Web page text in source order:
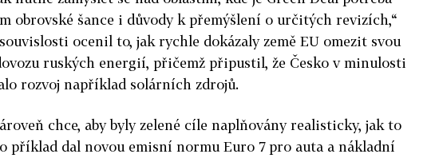
obrovské šance i důvody k přemýšlení o určitých revizích,“
ocenil to, jak rychle dokázaly země EU omezit svou
ruských energií, přičemž připustil, že Česko v minulosti
rozvoj například solárních zdrojů.
chce, aby byly zelené cíle naplňovány realisticky, jak to
příklad dal novou emisní normu Euro 7 pro auta a nákladní